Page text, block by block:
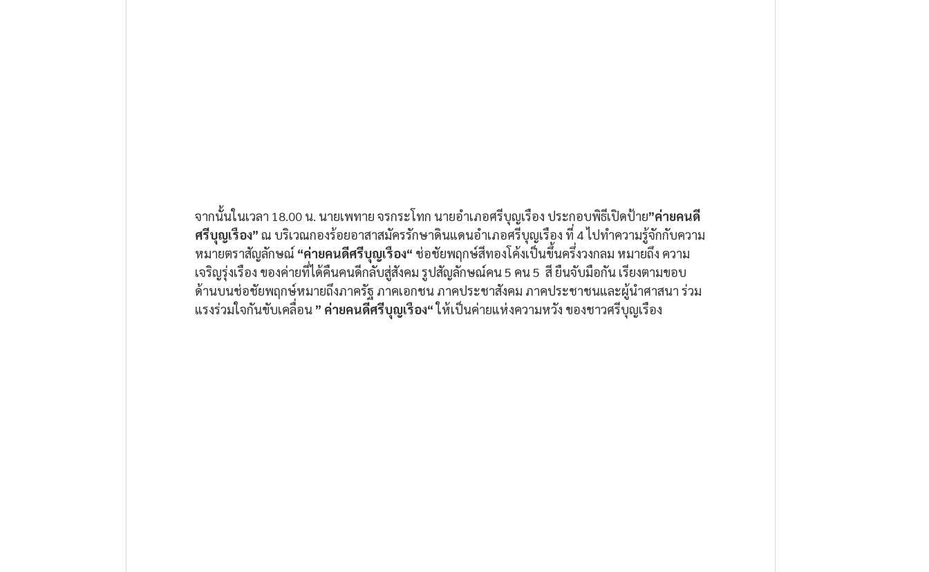
จากนั้นในเวลา 18.00 น. นายเพทาย จรกระโทก นายอำเภอศรีบุญเรือง ประกอบพิธีเปิดป้าย”ค่ายคนดี
ศรีบุญเรือง” ณ บริเวณกองร้อยอาสาสมัครรักษาดินแดนอำเภอศรีบุญเรือง ที่ 4 ไปทำความรู้จักกับความ
หมายตราสัญลักษณ์ “ค่ายคนดีศรีบุญเรือง“ ช่อชัยพฤกษ์สีทองโค้งเป็นขึ้นครึ่งวงกลม หมายถึง ความ
เจริญรุ่งเรือง ของค่ายที่ได้คืนคนดีกลับสู่สังคม รูปสัญลักษณ์คน 5 คน 5  สี ยืนจับมือกัน เรียงตามขอบ
ด้านบนช่อชัยพฤกษ์หมายถึงภาครัฐ ภาคเอกชน ภาคประชาสังคม ภาคประชาชนและผู้นำศาสนา ร่วม
แรงร่วมใจกันขับเคลื่อน ” ค่ายคนดีศรีบุญเรือง“ ให้เป็นค่ายแห่งความหวัง ของชาวศรีบุญเรือง